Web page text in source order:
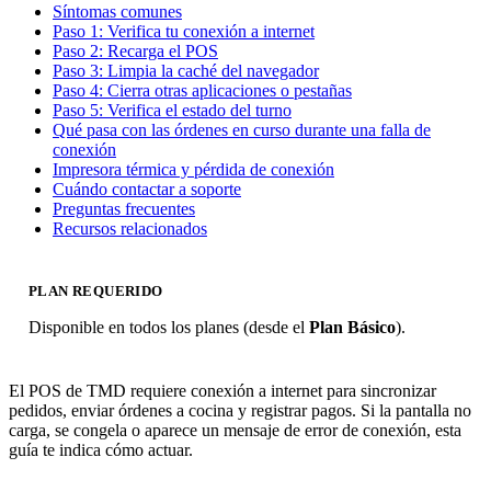
Síntomas comunes
Paso 1: Verifica tu conexión a internet
Paso 2: Recarga el POS
Paso 3: Limpia la caché del navegador
Paso 4: Cierra otras aplicaciones o pestañas
Paso 5: Verifica el estado del turno
Qué pasa con las órdenes en curso durante una falla de
conexión
Impresora térmica y pérdida de conexión
Cuándo contactar a soporte
Preguntas frecuentes
Recursos relacionados
PLAN REQUERIDO
Disponible en todos los planes (desde el Plan Básico).
El POS de TMD requiere conexión a internet para sincronizar
pedidos, enviar órdenes a cocina y registrar pagos. Si la pantalla no
carga, se congela o aparece un mensaje de error de conexión, esta
guía te indica cómo actuar.